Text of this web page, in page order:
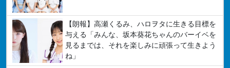
【朗報】高瀬くるみ、ハロヲタに生きる目標を
与える「みんな、坂本葵花ちゃんのバーイベを
見るまでは、それを楽しみに頑張って生きよう
ね」